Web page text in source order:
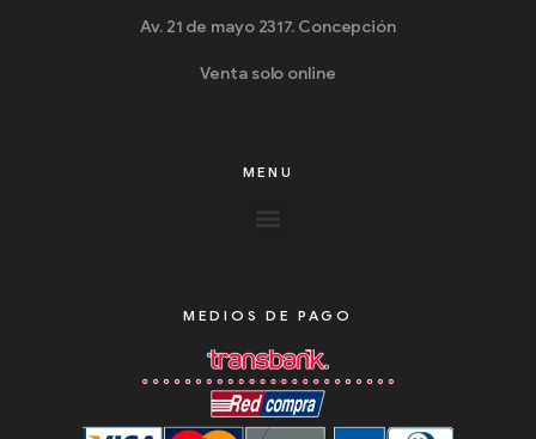
Av. 21 de mayo 2317. Concepción
Venta solo online
MENU
MEDIOS DE PAGO